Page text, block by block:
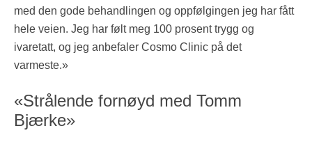
med den gode behandlingen og oppfølgingen jeg har fått
hele veien. Jeg har følt meg 100 prosent trygg og
ivaretatt, og jeg anbefaler Cosmo Clinic på det
varmeste.»
«Strålende fornøyd med Tomm
Bjærke»